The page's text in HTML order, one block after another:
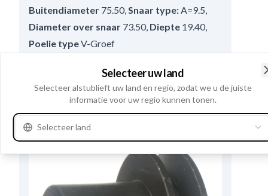
Buitendiameter 75.50,Snaar type:A=9.5,
Diameter over snaar 73.50, Diepte 19.40,
Poelie typeV-Groef
Waar te verkrijgen?
Selecteer uw land
Selecteer alstublieft uw land en regio, zodat we u de juiste
informatie voor uw regio kunnen tonen.
Selecteer land